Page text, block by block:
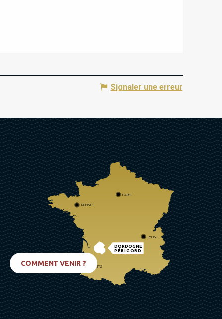
Signaler une erreur
DORDOGNE
PÉRIGORD
PARIS
RENNES
LYON
BIARRITZ
COMMENT VENIR ?